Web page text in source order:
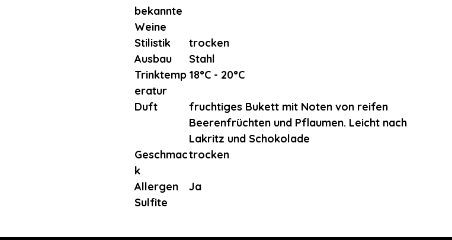
bekannte
Weine
Stilistik
trocken
Ausbau
Stahl
Trinktemp
eratur
18°C - 20°C
Duft
fruchtiges Bukett mit Noten von reifen
Beerenfrüchten und Pflaumen. Leicht nach
Lakritz und Schokolade
Geschmac
k
trocken
Allergen
Sulfite
Ja